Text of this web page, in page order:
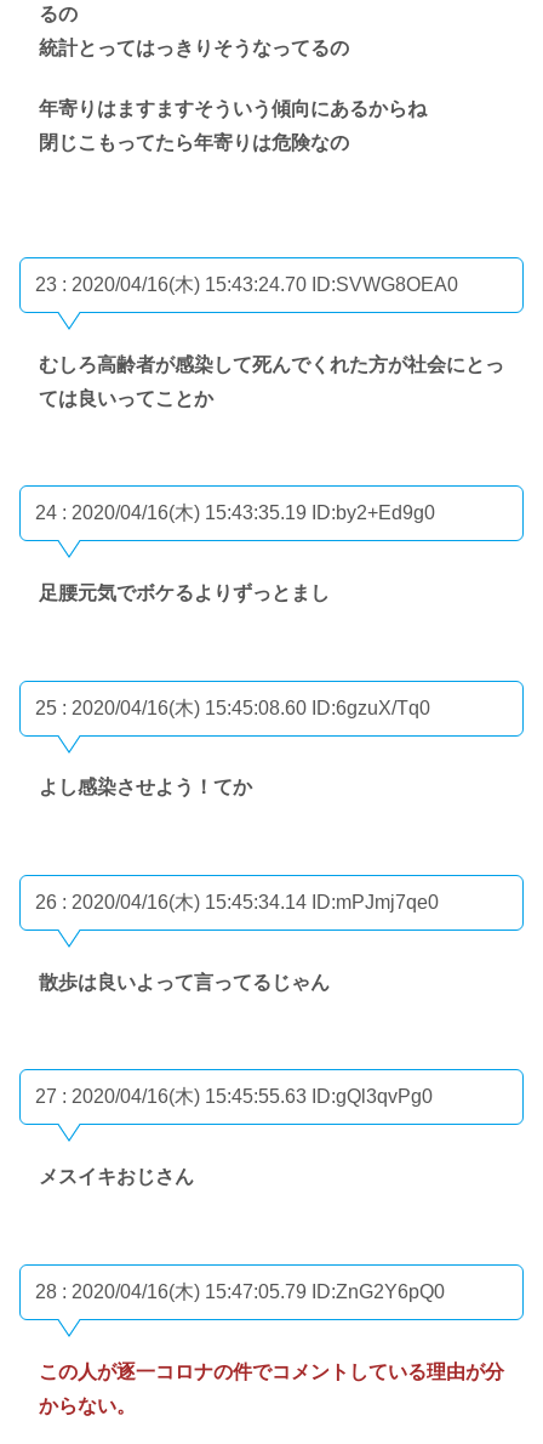
るの
統計とってはっきりそうなってるの
年寄りはますますそういう傾向にあるからね
閉じこもってたら年寄りは危険なの
23 : 2020/04/16(木) 15:43:24.70 ID:SVWG8OEA0
むしろ高齢者が感染して死んでくれた方が社会にとっ
ては良いってことか
24 : 2020/04/16(木) 15:43:35.19 ID:by2+Ed9g0
足腰元気でボケるよりずっとまし
25 : 2020/04/16(木) 15:45:08.60 ID:6gzuX/Tq0
よし感染させよう！てか
26 : 2020/04/16(木) 15:45:34.14 ID:mPJmj7qe0
散歩は良いよって言ってるじゃん
27 : 2020/04/16(木) 15:45:55.63 ID:gQl3qvPg0
メスイキおじさん
28 : 2020/04/16(木) 15:47:05.79 ID:ZnG2Y6pQ0
この人が逐一コロナの件でコメントしている理由が分
からない。